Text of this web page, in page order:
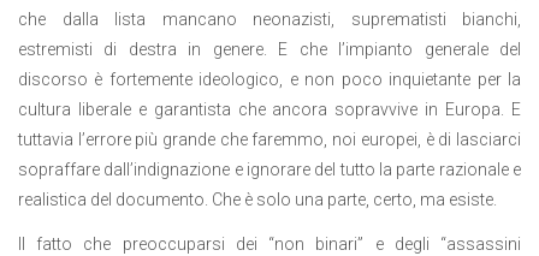
che dalla lista mancano neonazisti, suprematisti bianchi,
estremisti di destra in genere. E che l’impianto generale del
discorso è fortemente ideologico, e non poco inquietante per la
cultura liberale e garantista che ancora sopravvive in Europa. E
tuttavia l’errore più grande che faremmo, noi europei, è di lasciarci
sopraffare dall’indignazione e ignorare del tutto la parte razionale e
realistica del documento. Che è solo una parte, certo, ma esiste.
Il fatto che preoccuparsi dei “non binari” e degli “assassini